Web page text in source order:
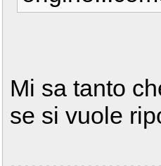
Mi sa tanto
se si vuole